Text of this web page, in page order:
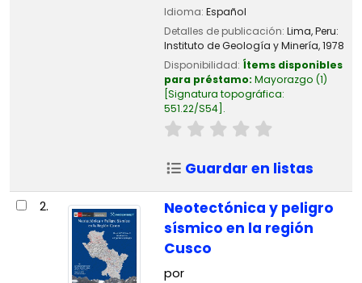
Idioma: Español
Detalles de publicación: Lima, Peru:
Instituto de Geología y Minería,1978
Disponibilidad: Ítems disponibles
para préstamo: Mayorazgo (1)
Signatura topográfica:
551.22/S54 .
Guardar en listas
2.
Neotectónica y peligro
sísmico en la región
Cusco
por